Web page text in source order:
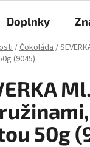
Doplnky
/Čokoláda/
(9045)
50g